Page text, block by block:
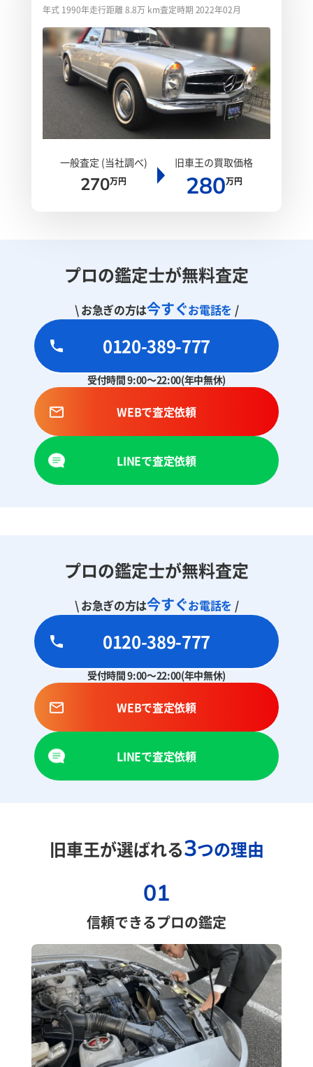
年式 1990年走行距離 8.8万 km査定時期 2022年02月
一般査定 (当社調べ)
270万円
旧車王の買取価格
280万円
プロの鑑定士が無料査定
\ お急ぎの方は今すぐお電話を /
0120-389-777
受付時間 9:00～22:00(年中無休)
WEBで査定依頼
LINEで査定依頼
プロの鑑定士が無料査定
\ お急ぎの方は今すぐお電話を /
0120-389-777
受付時間 9:00～22:00(年中無休)
WEBで査定依頼
LINEで査定依頼
旧車王が選ばれる3つの理由
01
信頼できるプロの鑑定